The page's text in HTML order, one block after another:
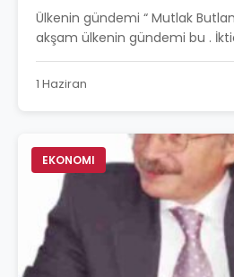
Ülkenin gündemi “ Mutlak
akşam ülkenin gündemi bu .
1 Haziran
EKONOMI